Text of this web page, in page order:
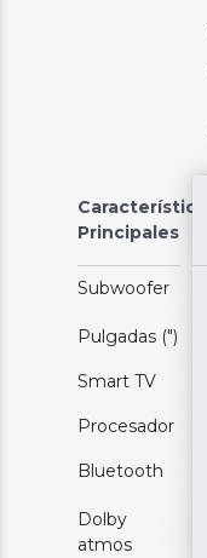
Características
Principales
Subwoofer
Pulgadas (")
Smart TV
Procesador
Bluetooth
Dolby
atmos